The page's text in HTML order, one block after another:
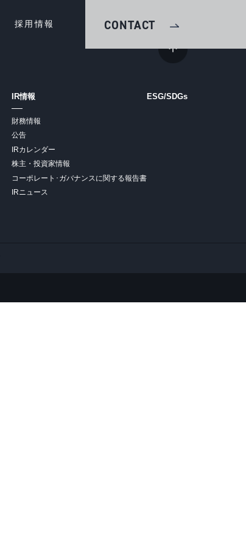
採用情報 CONTACT
IR情報
財務情報
公告
IRカレンダー
株主・投資家情報
コーポレート･ガバナンスに関する報告書
IRニュース
ESG/SDGs